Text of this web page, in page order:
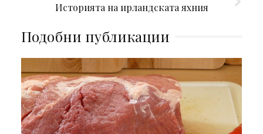
Историята на ирландската яхния
Подобни публикации